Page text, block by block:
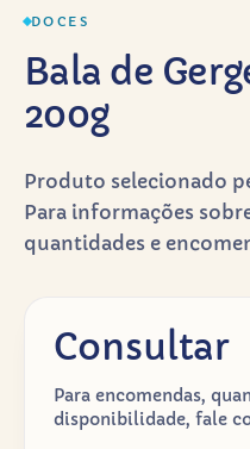
DOCES
Bala de
200g
Produto selecionado
Para informações
quantidades e
Consultar
Para encomendas,
disponibilidade, fale